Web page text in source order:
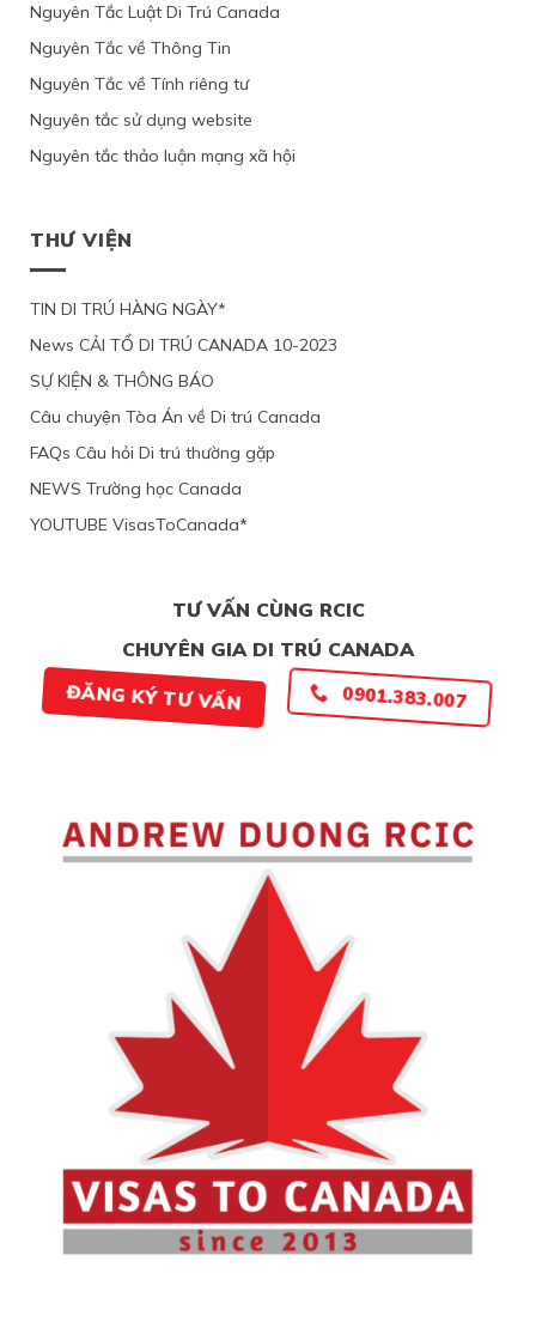
Nguyên Tắc Luật Di Trú Canada
Nguyên Tắc về Thông Tin
Nguyên Tắc về Tính riêng tư
Nguyên tắc sử dụng website
Nguyên tắc thảo luận mạng xã hội
THƯ VIỆN
TIN DI TRÚ HÀNG NGÀY*
News CẢI TỔ DI TRÚ CANADA 10-2023
SỰ KIỆN & THÔNG BÁO
Câu chuyện Tòa Án về Di trú Canada
FAQs Câu hỏi Di trú thường gặp
NEWS Trường học Canada
YOUTUBE VisasToCanada*
TƯ VẤN CÙNG RCIC
CHUYÊN GIA DI TRÚ CANADA
ĐĂNG KÝ TƯ VẤN 0901.383.007